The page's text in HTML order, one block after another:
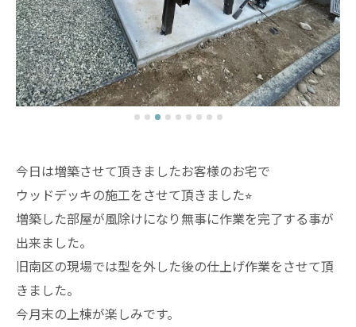
今日は増築させて頂きましたお客様のお宅で
ウッドデッキの施工をさせて頂きました⭐︎
増築した部屋が風除けになり無事に作業を完了する事が
出来ました。
旧南区の現場では型を外した後の仕上げ作業をさせて頂
きました。
今月末の上棟が楽しみです。